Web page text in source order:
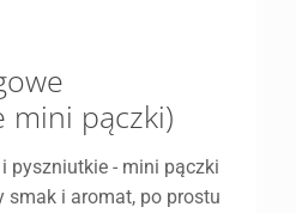
mini pączki)
pyszniutkie - mini pączki
smak i aromat, po prostu